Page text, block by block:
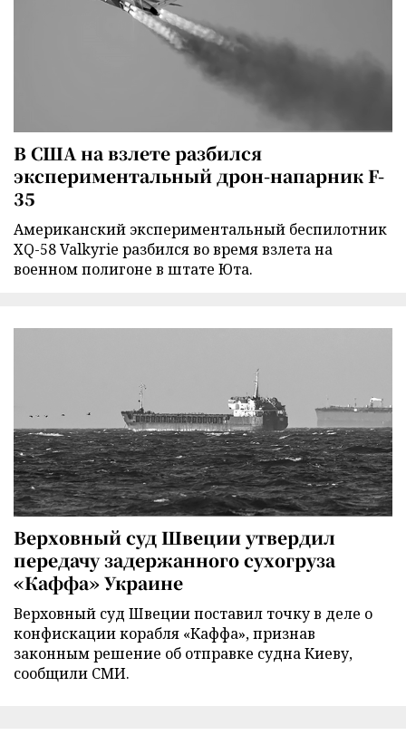
В США на взлете разбился
экспериментальный дрон-напарник F-
35
Американский экспериментальный беспилотник
XQ-58 Valkyrie разбился во время взлета на
военном полигоне в штате Юта.
Верховный суд Швеции утвердил
передачу задержанного сухогруза
«Каффа» Украине
Верховный суд Швеции поставил точку в деле о
конфискации корабля «Каффа», признав
законным решение об отправке судна Киеву,
сообщили СМИ.